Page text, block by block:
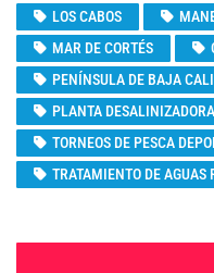
LOS CABOS
MAR DE CORTÉS
PENÍNSULA DE BAJA
PLANTA DESALINIZADORA
TORNEOS DE PESCA
TRATAMIENTO DE AGUAS